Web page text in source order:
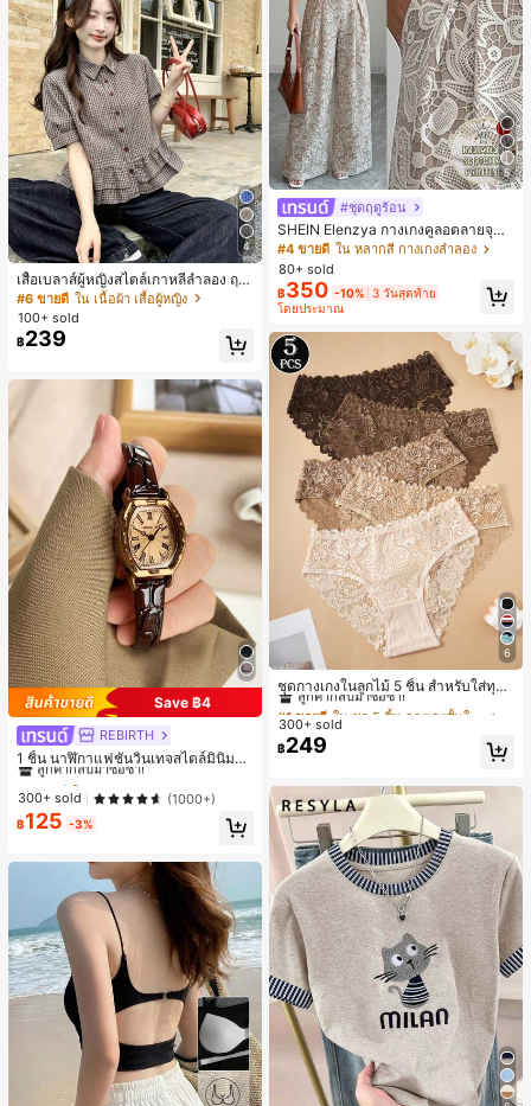
4
เสื้อเบลาส์ผู้หญิงสไตล์เกาหลีลำลอง ฤดู
ใบไม้ผลิ/ฤดูร้อนใหม่ ชายระบาย ชิคแล
ะหรูหรา
#6 ขายดี ใน เนื้อผ้า เสื้อผู้หญิง
100+ sold
฿239
Save ฿4
REBIRTH
1 ชิ้น นาฬิกาแฟชั่นวินเทจสไตล์มินิมอล
เลขโรมันสำหรับผู้หญิง เหมาะสำหรับก
ารตกแต่งประจำวัน
#1 ขายดี
ลูกค้ากลับมาซื้อซ้ำ!
#1 ขายดี
ลูกค้ากลับมาซื้อซ้ำ!
#1 ขายดี
ลูกค้ากลับมาซื้อซ้ำ!
#1 ขายดี
300+ sold (1000+)
฿125 -3%
5
#ชุดฤดูร้อน
SHEIN Elenzya กางเกงคูลอตลายจุดเ
อวสูงแบบใหม่สำหรับฤดูใบไม้ผลิ/ฤดูร้อ
น, สไตล์หรูหราเหมาะสำหรับใส่ในชีวิต
ประจำวันและทำงาน, ให้ความรู้สึกวินเ
ทจสำหรับฤดูรับปริญญา, เทศกาลดนตร
ี, การแข่งม้าดาร์บี้, วันประกาศอิสรภาพ
#4 ขายดี ใน หลากสี กางเกงลำลอง
80+ sold
฿350 -10% 3 วันสุดท้าย
โดยประมาณ
6
ชุดกางเกงในลูกไม้ 5 ชิ้น สำหรับใส่ทุกวั
น
#1 ขายดี
ลูกค้ากลับมาซื้อซ้ำ!
#1 ขายดี
ลูกค้ากลับมาซื้อซ้ำ!
#1 ขายดี
ลูกค้ากลับมาซื้อซ้ำ!
#1 ขายดี
300+ sold
฿249